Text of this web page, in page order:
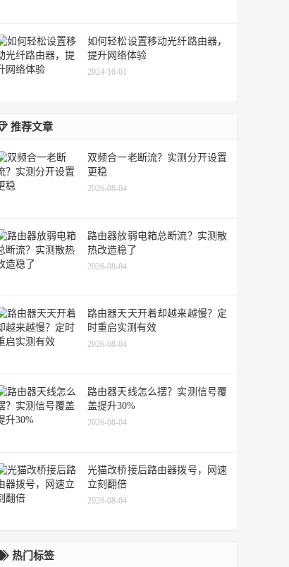
如何轻松设置移动光纤路由器，
提升网络体验
2024-10-01
推荐文章
双频合一老断流？实测分开设置
更稳
2026-08-04
路由器放弱电箱总断流？实测散
热改造稳了
2026-08-04
路由器天天开着却越来越慢？定
时重启实测有效
2026-08-04
路由器天线怎么摆？实测信号覆
盖提升30%
2026-08-04
光猫改桥接后路由器拨号，网速
立刻翻倍
2026-08-04
热门标签